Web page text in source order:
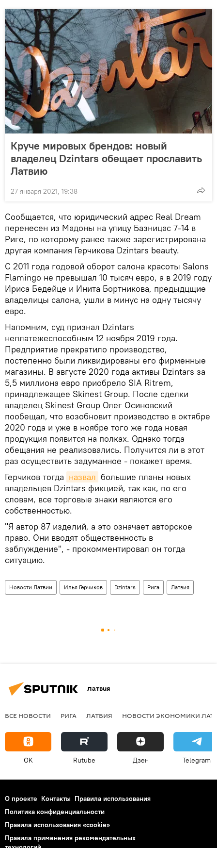
Круче мировых брендов: новый
владелец Dzintars обещает прославить
Латвию
27 января 2021, 19:38
Сообщается, что юридический адрес Real Dream
перенесен из Мадоны на улицу Базницас 7-14 в
Риге, по которому ранее также зарегистрирована
другая компания Герчикова Dzintars beauty.
С 2011 года годовой оборот салона красоты Salons
Flamingo не превышал 10 тысяч евро, а в 2019 году
Ириса Бедейце и Инита Бортникова, предыдцщие
владелицы салона, ушли в минус на одну тысячу
евро.
Напомним, суд признал Dzintars
неплатежеспособным 12 ноября 2019 года.
Предприятие прекратило производство,
постепенно были ликвидированы его фирменные
магазины. В августе 2020 года активы Dzintars за
5,5 миллиона евро приобрело SIA Ritrem,
принадлежащее Skinest Group. После сделки
владелец Skinest Group Олег Осиновский
пообещал, что возобновит производство в октябре
2020 года и уже в ноябре того же года новая
продукция появится на полках. Однако тогда
обещания не реализовались. Получится ли в этот
раз осуществить задуманное - покажет время.
Герчиков тогда назвал большие планы новых
владельцев Dzintars фикцией, так как, по его
словам, все торговые знаки являются его
собственностью.
"Я автор 87 изделий, а это означает авторское
право. Они вводят общественность в
заблуждение", - прокомментировал он тогда
ситуацию.
Новости Латвии Илья Герчиков Dzintars Рига Латвия
Латвия
ВСЕ НОВОСТИ РИГА ЛАТВИЯ НОВОСТИ ЭКОНОМИКИ
OK Rutube Дзен Telegram
О проекте Контакты Правила использования
Политика конфиденциальности
Правила использования «cookie»
Правила применения рекомендательных